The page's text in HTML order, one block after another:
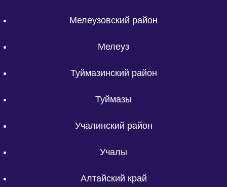
Мелеузовский район
Мелеуз
Туймазинский район
Туймазы
Учалинский район
Учалы
Алтайский край